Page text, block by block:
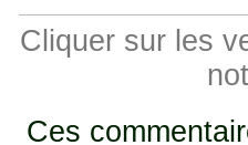
Cliquer sur les
Ces